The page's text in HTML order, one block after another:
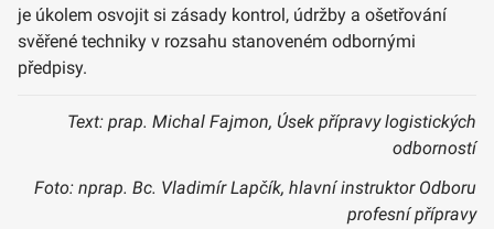
je úkolem osvojit si zásady kontrol, údržby a ošetřování
svěřené techniky v rozsahu stanoveném odbornými
předpisy.
Text: prap. Michal Fajmon, Úsek přípravy logistických
odborností
Foto: nprap. Bc. Vladimír Lapčík, hlavní instruktor Odboru
profesní přípravy